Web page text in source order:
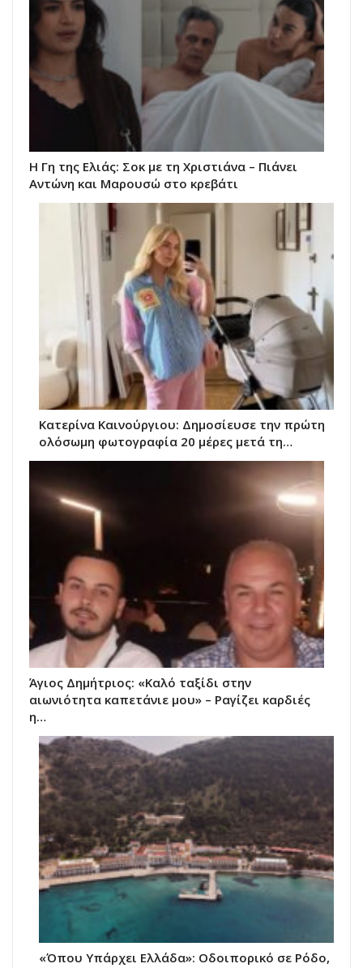
Η Γη της Ελιάς: Σοκ με τη Χριστιάνα – Πιάνει
Αντώνη και Μαρουσώ στο κρεβάτι
Κατερίνα Καινούργιου: Δημοσίευσε την πρώτη
ολόσωμη φωτογραφία 20 μέρες μετά τη…
Άγιος Δημήτριος: «Καλό ταξίδι στην
αιωνιότητα καπετάνιε μου» – Ραγίζει καρδιές
η…
«Όπου Υπάρχει Ελλάδα»: Οδοιπορικό σε Ρόδο,